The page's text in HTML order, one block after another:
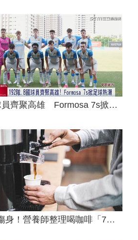
8國球員齊聚高雄 Formosa 7s掀足球熱潮
喝錯傷身！營養師整理喝咖啡「7大守則」